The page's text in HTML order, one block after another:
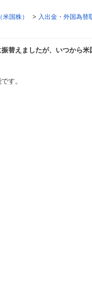
国株） > 入出金・外国為替
替えましたが、いつから
す。